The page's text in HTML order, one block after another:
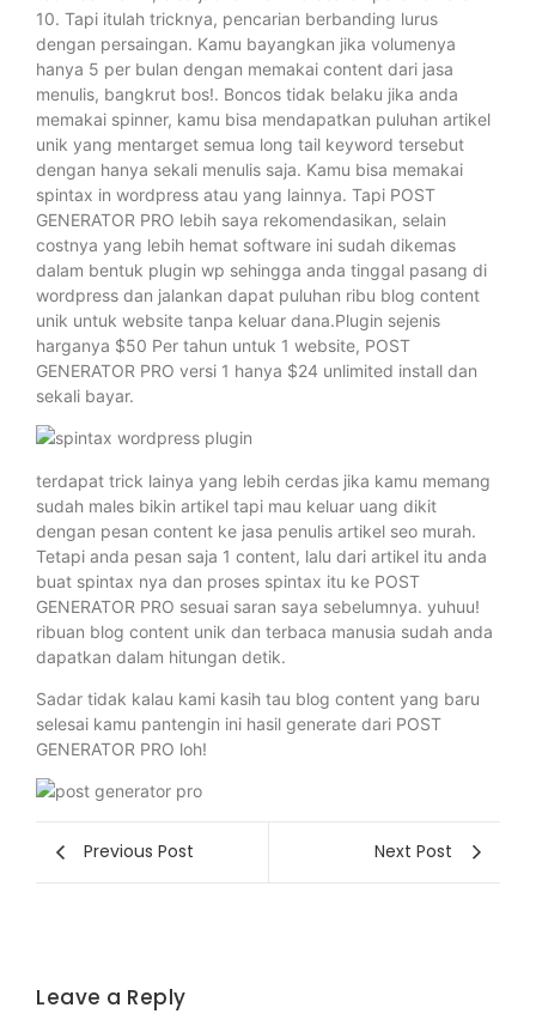
10. Tapi itulah tricknya, pencarian berbanding lurus
dengan persaingan. Kamu bayangkan jika volumenya
hanya 5 per bulan dengan memakai content dari jasa
menulis, bangkrut bos!. Boncos tidak belaku jika anda
memakai spinner, kamu bisa mendapatkan puluhan artikel
unik yang mentarget semua long tail keyword tersebut
dengan hanya sekali menulis saja. Kamu bisa memakai
spintax in wordpress atau yang lainnya. Tapi POST
GENERATOR PRO lebih saya rekomendasikan, selain
costnya yang lebih hemat software ini sudah dikemas
dalam bentuk plugin wp sehingga anda tinggal pasang di
wordpress dan jalankan dapat puluhan ribu blog content
unik untuk website tanpa keluar dana.Plugin sejenis
harganya $50 Per tahun untuk 1 website, POST
GENERATOR PRO versi 1 hanya $24 unlimited install dan
sekali bayar.
terdapat trick lainya yang lebih cerdas jika kamu memang
sudah males bikin artikel tapi mau keluar uang dikit
dengan pesan content ke jasa penulis artikel seo murah.
Tetapi anda pesan saja 1 content, lalu dari artikel itu anda
buat spintax nya dan proses spintax itu ke POST
GENERATOR PRO sesuai saran saya sebelumnya. yuhuu!
ribuan blog content unik dan terbaca manusia sudah anda
dapatkan dalam hitungan detik.
Sadar tidak kalau kami kasih tau blog content yang baru
selesai kamu pantengin ini hasil generate dari POST
GENERATOR PRO loh!
Previous Post Next Post
Leave a Reply